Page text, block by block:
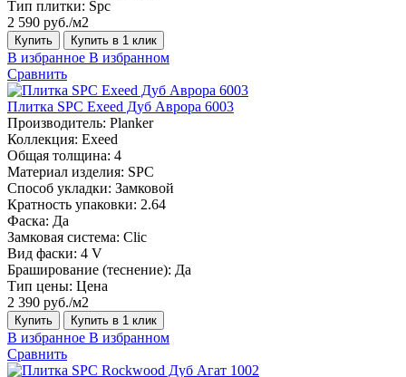
Тип плитки: Spc
2 590 руб./м2
Купить Купить в 1 клик
В избранное В избранном
Сравнить
Плитка SPC Exeed Дуб Аврора 6003
Производитель: Planker
Коллекция: Exeed
Общая толщина: 4
Материал изделия: SPC
Способ укладки: Замковой
Кратность упаковки: 2.64
Фаска: Да
Замковая система: Сlic
Вид фаски: 4 V
Браширование (теснение): Да
Тип цены: Цена
2 390 руб./м2
Купить Купить в 1 клик
В избранное В избранном
Сравнить